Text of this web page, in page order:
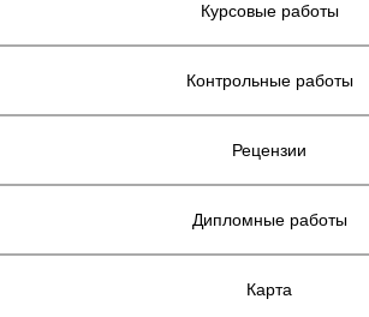
Курсовые работы
Контрольные работы
Рецензии
Дипломные работы
Карта